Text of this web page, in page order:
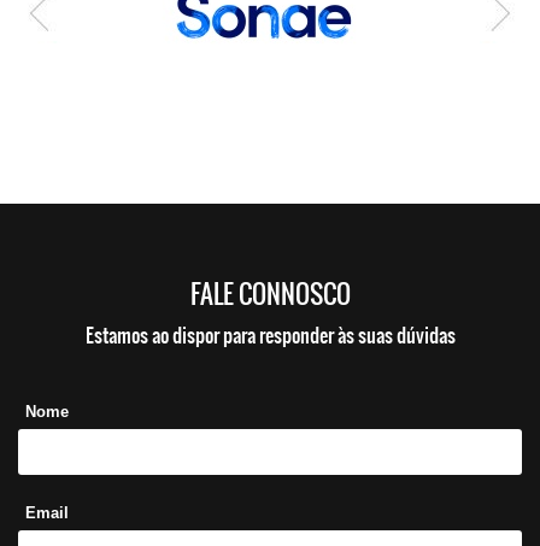
FALE CONNOSCO
Estamos ao dispor para responder às suas dúvidas
Nome
Email